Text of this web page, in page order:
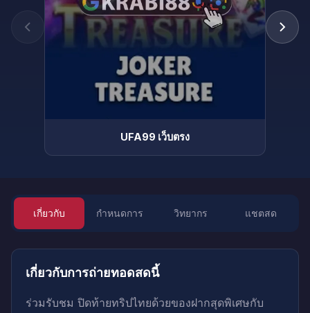
UFA99 เว็บตรง
เกี่ยวกับ กำหนดการ วิทยากร แชตสด
เกี่ยวกับการถ่ายทอดสดนี้
ร่วมรับชม ปิดท้ายทริปไทยด้วยของฝากสุดพิเศษกับ